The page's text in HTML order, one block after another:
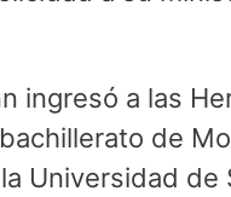
ingresó a las
de
Universidad de